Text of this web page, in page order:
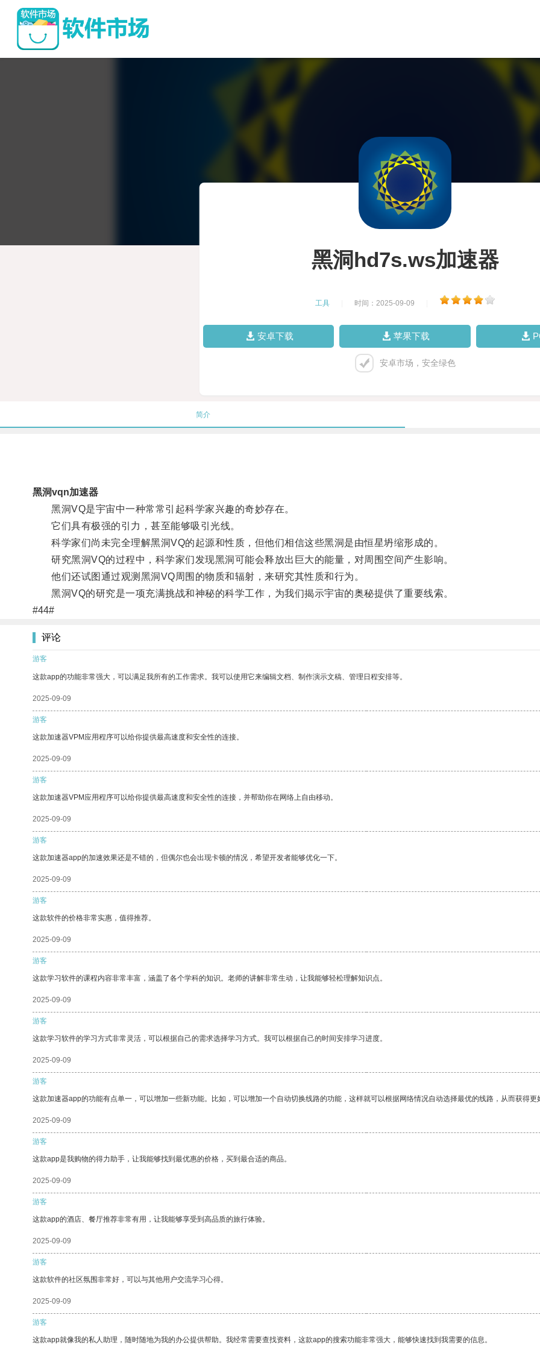
黑洞hd7s.ws加速器
工具 时间：2025-09-09
安卓下载 苹果下载
安卓市场，安全绿色
简介
黑洞vqn加速器
黑洞VQ是宇宙中一种常常引起科学家兴趣的奇妙存在。
它们具有极强的引力，甚至能够吸引光线。
科学家们尚未完全理解黑洞VQ的起源和性质，但他们相信这些黑洞是由恒星坍缩形成的。
研究黑洞VQ的过程中，科学家们发现黑洞可能会释放出巨大的能量，对周围空间产生影响。
他们还试图通过观测黑洞VQ周围的物质和辐射，来研究其性质和行为。
黑洞VQ的研究是一项充满挑战和神秘的科学工作，为我们揭示宇宙的奥秘提供了重要线索。
#44#
评论
游客
这款app的功能非常强大，可以满足我所有的工作需求。我可以使用它来编辑文档、制作演示文稿、管理日程安排等。
2025-09-09
游客
这款加速器VPM应用程序可以给你提供最高速度和安全性的连接。
2025-09-09
游客
这款加速器VPM应用程序可以给你提供最高速度和安全性的连接，并帮助你在网络上自由移动。
2025-09-09
游客
这款加速器app的加速效果还是不错的，但偶尔也会出现卡顿的情况，希望开发者能够优化一下。
2025-09-09
游客
这款软件的价格非常实惠，值得推荐。
2025-09-09
游客
这款学习软件的课程内容非常丰富，涵盖了各个学科的知识。老师的讲解非常生动，让我能够轻松理解知识点。
2025-09-09
游客
这款学习软件的学习方式非常灵活，可以根据自己的需求选择学习方式。我可以根据自己的时间安排学习进度。
2025-09-09
游客
这款加速器app的功能有点单一，可以增加一些新功能。比如，可以增加一个自动切换线路的功能，这样就可以根据网络情况自动选择最优的线路，从而获得更
2025-09-09
游客
这款app是我购物的得力助手，让我能够找到最优惠的价格，买到最合适的商品。
2025-09-09
游客
这款app的酒店、餐厅推荐非常有用，让我能够享受到高品质的旅行体验。
2025-09-09
游客
这款软件的社区氛围非常好，可以与其他用户交流学习心得。
2025-09-09
游客
这款app就像我的私人助理，随时随地为我的办公提供帮助。我经常需要查找资料，这款app的搜索功能非常强大，能够快速找到我需要的信息。